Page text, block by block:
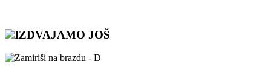
IZDVAJAMO JOŠ